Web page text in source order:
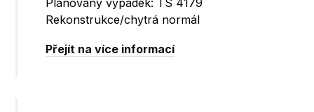
Plánovaný výpadek: TS 4179
Rekonstrukce/chytrá normál
Přejít na více informací